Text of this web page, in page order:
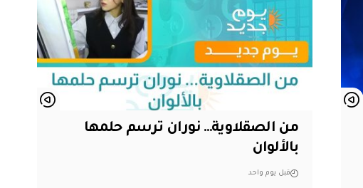
من الصقلاوية… نوران ترسم حلمها
بالألوان
قبل يوم واحد